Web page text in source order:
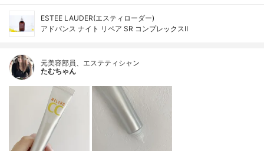
ESTEE LAUDER(エスティローダー)
アドバンス ナイト リペア SR コンプレックスⅡ
元美容部員、エステティシャン
たむちゃん